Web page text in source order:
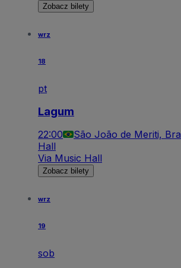
Zobacz bilety
wrz
18
pt
Lagum
22:00 São João de Meriti,
Hall
Via Music Hall
Zobacz bilety
wrz
19
sob